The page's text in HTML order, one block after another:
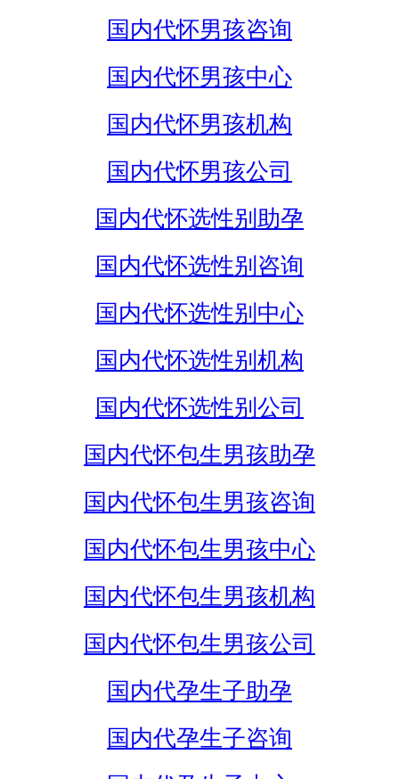
国内代怀男孩咨询
国内代怀男孩中心
国内代怀男孩机构
国内代怀男孩公司
国内代怀选性别助孕
国内代怀选性别咨询
国内代怀选性别中心
国内代怀选性别机构
国内代怀选性别公司
国内代怀包生男孩助孕
国内代怀包生男孩咨询
国内代怀包生男孩中心
国内代怀包生男孩机构
国内代怀包生男孩公司
国内代孕生子助孕
国内代孕生子咨询